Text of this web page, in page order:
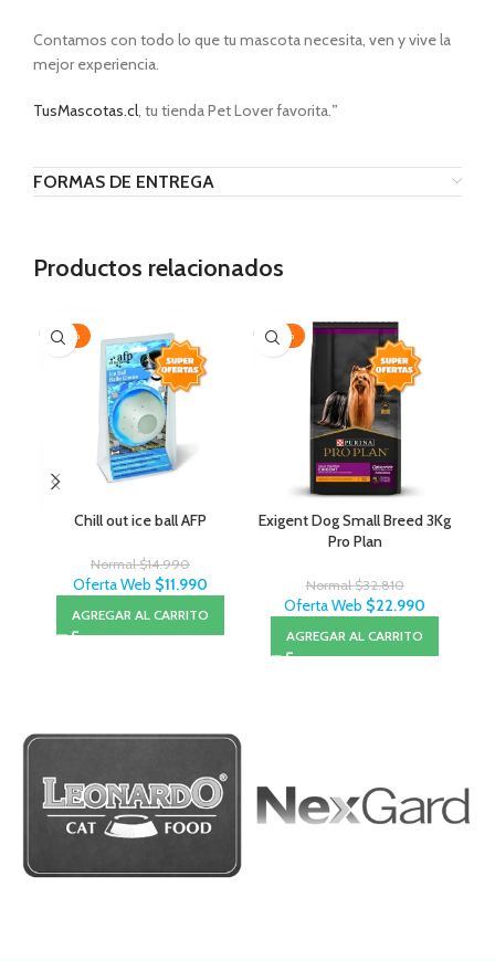
Contamos con todo lo que tu mascota necesita, ven y vive la
mejor experiencia.
TusMascotas.cl, tu tienda Pet Lover favorita.”
FORMAS DE ENTREGA
Productos relacionados
-20%
Chill out ice ball AFP
Normal$14.990
Oferta Web $11.990
AGREGAR AL CARRITO
-30%
Exigent Dog Small Breed 3Kg
Pro Plan
Normal$32.810
Oferta Web $22.990
AGREGAR AL CARRITO